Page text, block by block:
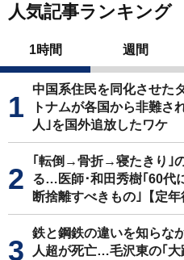
人気記事ランキング
1時間 週間
中国系住民を同化させた
トナムが各国から非難さ
人｣を国外追放したワケ
｢転倒→骨折→寝たきり｣
る…医師･和田秀樹｢60代
断捨離すべきもの｣【定年
鉄と鋼鉄の違いを知らな
人超が死亡…毛沢東の｢大